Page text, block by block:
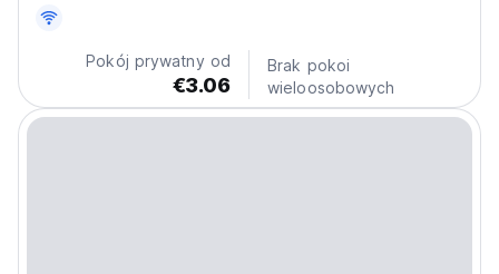
Pokój prywatny od
€3.06
Brak pokoi
wieloosobowych